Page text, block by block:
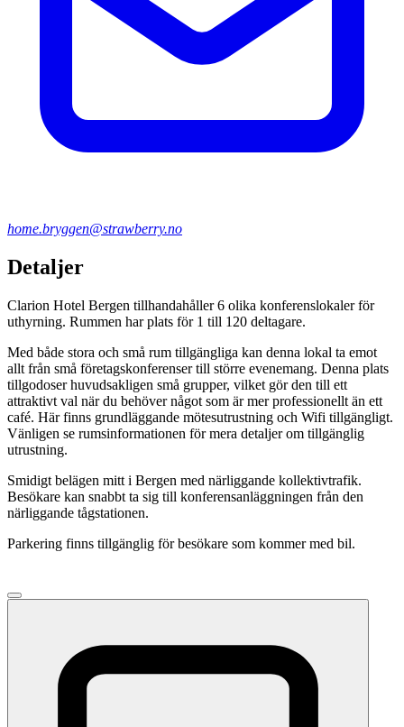
home.bryggen@strawberry.no
Detaljer
Clarion Hotel Bergen tillhandahåller 6 olika konferenslokaler för
uthyrning. Rummen har plats för 1 till 120 deltagare.
Med både stora och små rum tillgängliga kan denna lokal ta emot
allt från små företagskonferenser till större evenemang. Denna plats
tillgodoser huvudsakligen små grupper, vilket gör den till ett
attraktivt val när du behöver något som är mer professionellt än ett
café. Här finns grundläggande mötesutrustning och Wifi tillgängligt.
Vänligen se rumsinformationen för mera detaljer om tillgänglig
utrustning.
Smidigt belägen mitt i Bergen med närliggande kollektivtrafik.
Besökare kan snabbt ta sig till konferensanläggningen från den
närliggande tågstationen.
Parkering finns tillgänglig för besökare som kommer med bil.